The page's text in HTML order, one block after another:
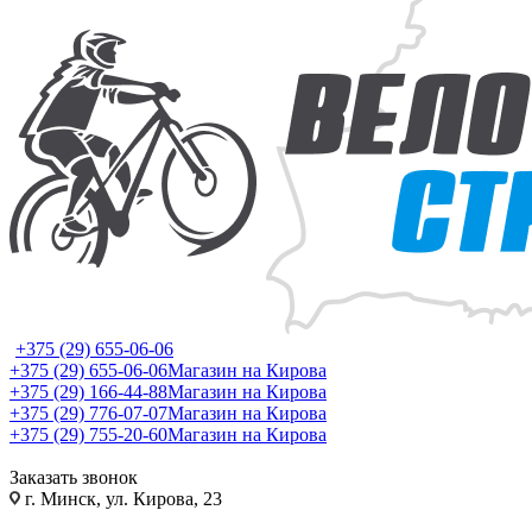
+375 (29) 655-06-06
+375 (29) 655-06-06Магазин на Кирова
+375 (29) 166-44-88Магазин на Кирова
+375 (29) 776-07-07Магазин на Кирова
+375 (29) 755-20-60Магазин на Кирова
Заказать звонок
г. Минск, ул. Кирова, 23